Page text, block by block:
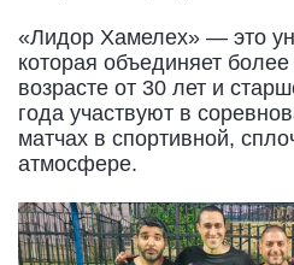
«Лидор Хамелех» — это
которая объединяет
возрасте от 30 лет и
года участвуют в
матчах в спортивной,
атмосфере.